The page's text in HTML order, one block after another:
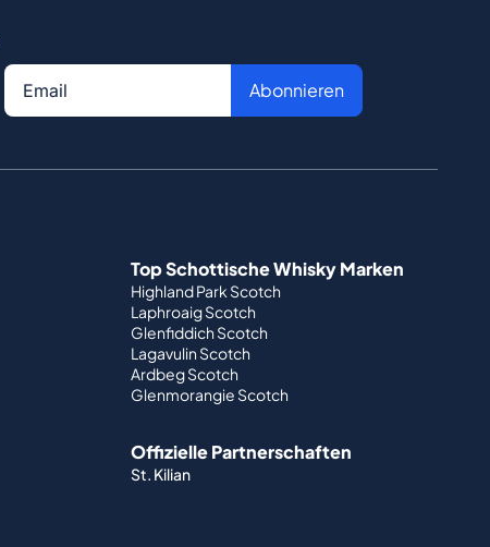
Abonnieren
Top Schottische Whisky Marken
Highland Park Scotch
Laphroaig Scotch
Glenfiddich Scotch
Lagavulin Scotch
Ardbeg Scotch
Glenmorangie Scotch
Offizielle Partnerschaften
St. Kilian